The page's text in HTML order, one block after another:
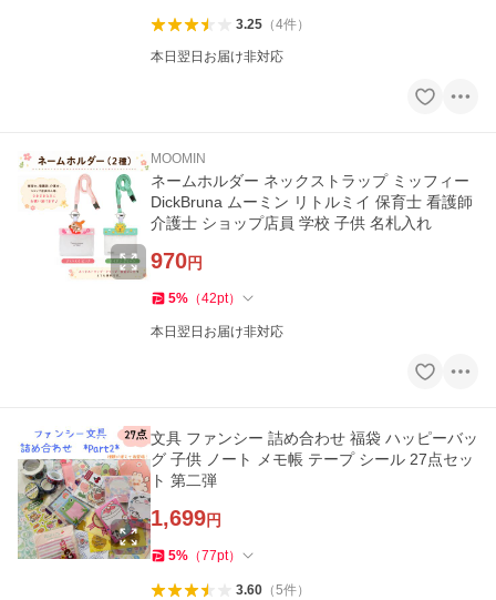
3.25（4件）
本日翌日お届け非対応
MOOMIN
ネームホルダー ネックストラップ ミッフィー
DickBruna ムーミン リトルミイ 保育士 看護師
介護士 ショップ店員 学校 子供 名札入れ
970円
5% （42pt）
本日翌日お届け非対応
文具 ファンシー 詰め合わせ 福袋 ハッピーバッ
グ 子供 ノート メモ帳 テープ シール 27点セッ
ト 第二弾
1,699円
5% （77pt）
3.60（5件）